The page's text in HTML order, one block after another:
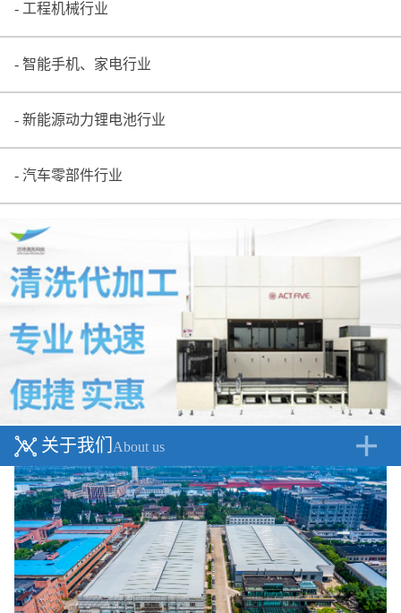
工程机械行业
智能手机、家电行业
新能源动力锂电池行业
汽车零部件行业
关于我们 About us